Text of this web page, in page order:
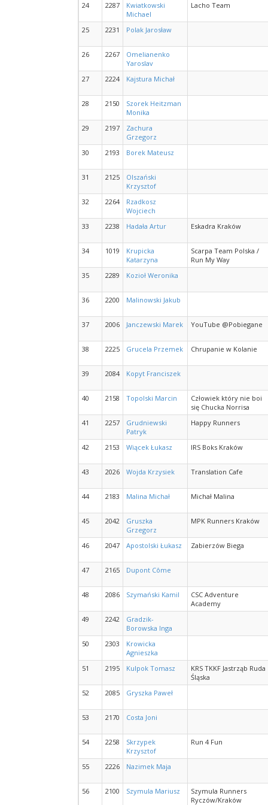
24 2287
Kwiatkowski
Michael
Lacho Team
25 2231 Polak Jarosław
26 2267
Omelianenko
Yaroslav
27
2224 Kajstura Michał
28 2150
Szorek Heitzman
Monika
29
2197
Zachura
Grzegorz
30
2193 Borek Mateusz
31 2125
Olszański
Krzysztof
32
2264
Rzadkosz
Wojciech
33
2238 Hadała Artur Eskadra Kraków
34 1019
Krupicka
Katarzyna
Scarpa Team Polska /
Run My Way
35
2289 Kozioł Weronika
36 2200 Malinowski Jakub
37 2006 Janczewski Marek YouTube @Pobiegane
38 2225 Grucela Przemek Chrupanie w Kolanie
39 2084 Kopyt Franciszek
40 2158 Topolski Marcin
Człowiek który nie boi
się Chucka Norrisa
41
2257
Grudniewski
Patryk
Happy Runners
42 2153 Wiącek Łukasz IRS Boks Kraków
43 2026 Wojda Krzysiek Translation Cafe
44 2183 Malina Michał Michał Malina
45 2042
Gruszka
Grzegorz
MPK Runners Kraków
46 2047 Apostolski Łukasz Zabierzów Biega
47 2165 Dupont Côme
48 2086 Szymański Kamil
CSC Adventure
Academy
49
2242
Gradzik-
Borowska Inga
50
2303
Krowicka
Agnieszka
51
2195 Kulpok Tomasz
KRS TKKF Jastrząb Ruda
Śląska
52
2085 Gryszka Paweł
53 2170 Costa Joni
54 2258
Skrzypek
Krzysztof
Run 4 Fun
55 2226 Nazimek Maja
56 2100 Szymula Mariusz
Szymula Runners
Ryczów/Kraków